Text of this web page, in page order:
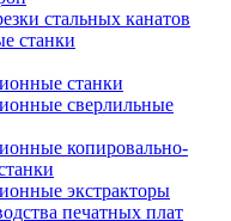
стальных канатов
станки
станки
сверлильные
копировально-
экстракторы
печатных плат